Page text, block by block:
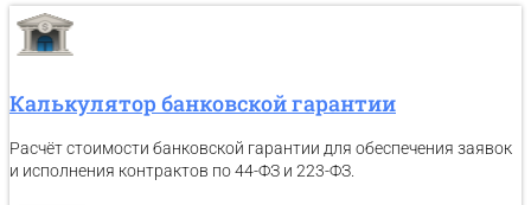
Калькулятор банковской гарантии
Расчёт стоимости банковской гарантии для обеспечения заявок
и исполнения контрактов по 44-ФЗ и 223-ФЗ.